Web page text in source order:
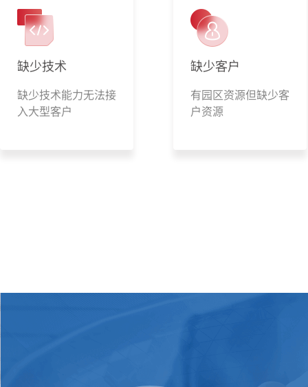
缺少技术
缺少技术能力无法接
入大型客户
缺少客户
有园区资源但缺少客
户资源